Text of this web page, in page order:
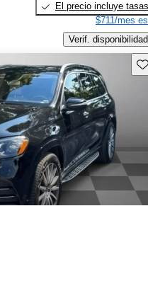
El precio incluye tasas
$711/mes
Verif. disponibilidad